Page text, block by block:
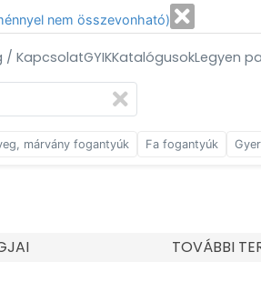
nem összevonható)
/ KapcsolatGYIKKatalógusokLegyen
márvány fogantyúk Fa fogantyúk
TOVÁBBI